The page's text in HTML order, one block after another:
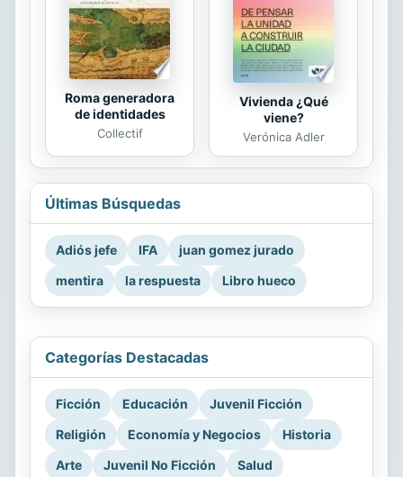
Roma generadora
de identidades
Collectif
Vivienda ¿Qué
viene?
Verónica Adler
Últimas Búsquedas
Adiós jefe IFA
juan gomez jurado
mentira
la respuesta Libro hueco
Categorías Destacadas
Ficción Educación
Juvenil Ficción
Religión
Economía y Negocios
Historia
Arte
Juvenil No Ficción Salud